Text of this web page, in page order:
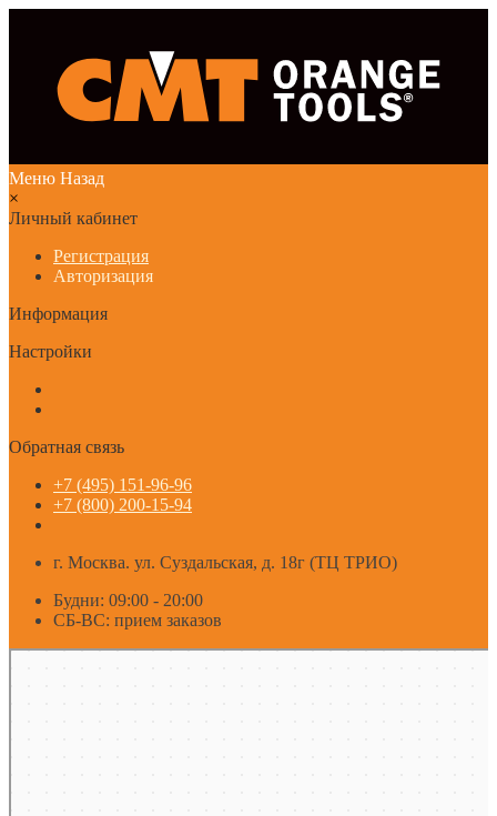
Меню Назад
×
Личный кабинет
Регистрация
Авторизация
Информация
Настройки
Обратная связь
+7 (495) 151-96-96
+7 (800) 200-15-94
г. Москва. ул. Суздальская, д. 18г (ТЦ ТРИО)
Будни: 09:00 - 20:00
СБ-ВС: прием заказов